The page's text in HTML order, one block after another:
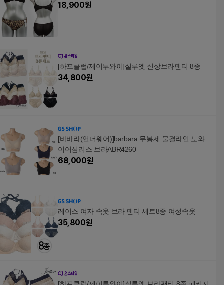
18,900원
[하프클럽/제이투와이]실루엣 신상브라팬티 8종
34,800원
[바바라(언더웨어)]barbara 무봉제 물결라인 노와
이어심리스 브라ABR4260
68,000원
레이스 여자 속옷 브라 팬티 세트8종 여성속옷
35,800원